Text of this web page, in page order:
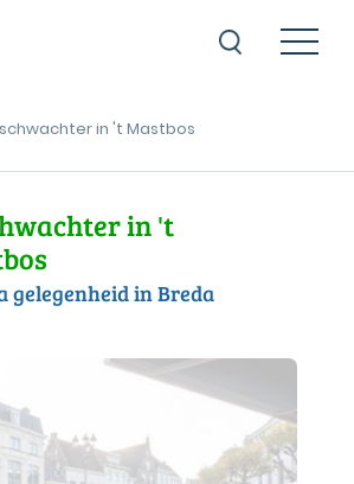
in 't Mastbos
in 't
gelegenheid in Breda